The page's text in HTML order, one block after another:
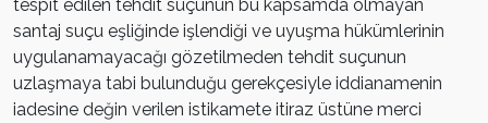
tespit edilen tehdit suçunun bu kapsamda olmayan
santaj suçu eşliğinde işlendiği ve uyuşma hükümlerinin
uygulanamayacağı gözetilmeden tehdit suçunun
uzlaşmaya tabi bulunduğu gerekçesiyle iddianamenin
iadesine değin verilen istikamete itiraz üstüne merci